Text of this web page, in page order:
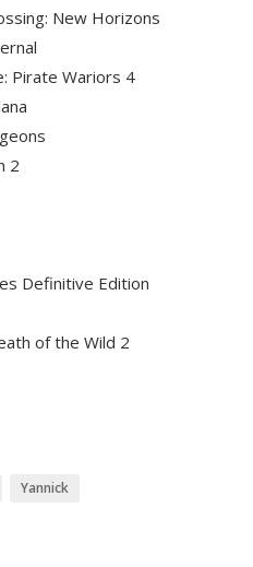
New Horizons
Pirate Wariors 4
2
Definitive Edition
of the Wild 2
Yannick